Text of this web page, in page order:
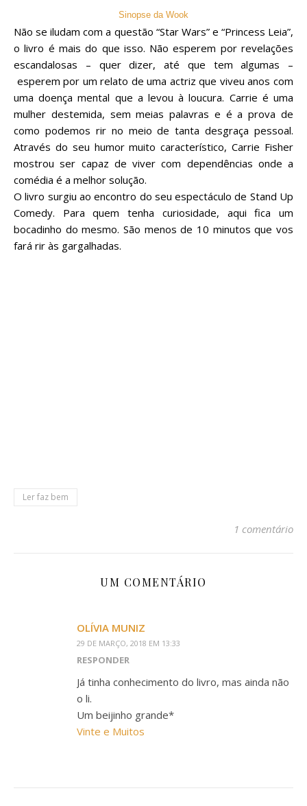
Sinopse da Wook
Não se iludam com a questão “Star Wars” e “Princess Leia”,
o livro é mais do que isso. Não esperem por revelações
escandalosas – quer dizer, até que tem algumas –
esperem por um relato de uma actriz que viveu anos com
uma doença mental que a levou à loucura. Carrie é uma
mulher destemida, sem meias palavras e é a prova de
como podemos rir no meio de tanta desgraça pessoal.
Através do seu humor muito característico, Carrie Fisher
mostrou ser capaz de viver com dependências onde a
comédia é a melhor solução.
O livro surgiu ao encontro do seu espectáculo de Stand Up
Comedy. Para quem tenha curiosidade, aqui fica um
bocadinho do mesmo. São menos de 10 minutos que vos
fará rir às gargalhadas.
Ler faz bem
1 comentário
UM COMENTÁRIO
OLÍVIA MUNIZ
29 DE MARÇO, 2018 EM 13:33
RESPONDER
Já tinha conhecimento do livro, mas ainda não
o li.
Um beijinho grande*
Vinte e Muitos